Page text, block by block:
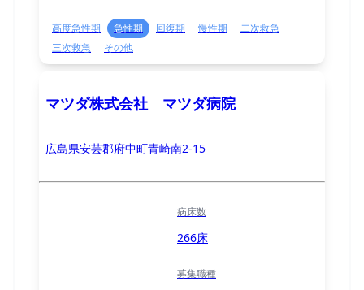
高度急性期 急性期 回復期 慢性期
二次救急
三次救急
その他
マツダ株式会社 マツダ病院
広島県安芸郡府中町青崎南2-15
病床数
266床
募集職種